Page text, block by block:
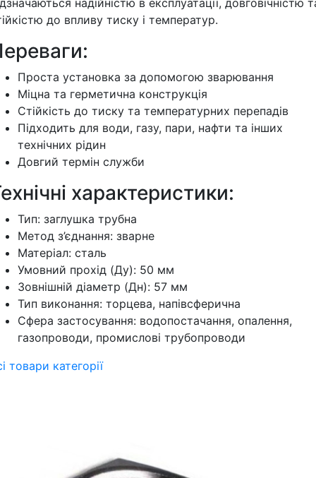
надійністю в експлуатації, довговічністю
до впливу тиску і температур.
Проста установка за допомогою зварювання
Міцна та герметична конструкція
Стійкість до тиску та температурних перепадів
Підходить для води, газу, пари, нафти та інших
технічних рідин
Довгий термін служби
характеристики:
Тип: заглушка трубна
Метод з’єднання: зварне
Матеріал: сталь
Умовний прохід (Ду): 50 мм
Зовнішній діаметр (Дн): 57 мм
Тип виконання: торцева, напівсферична
Сфера застосування: водопостачання, опалення,
газопроводи, промислові трубопроводи
товари категорії